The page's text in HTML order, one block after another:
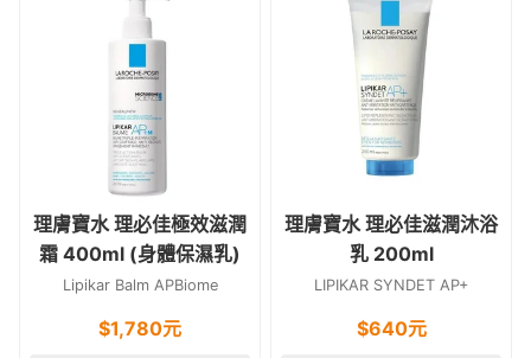
理膚寶水 理必佳極效滋潤
霜 400ml (身體保濕乳)
Lipikar Balm APBiome
$1,780元
理膚寶水 理必佳滋潤沐浴
乳 200ml
LIPIKAR SYNDET AP+
$640元